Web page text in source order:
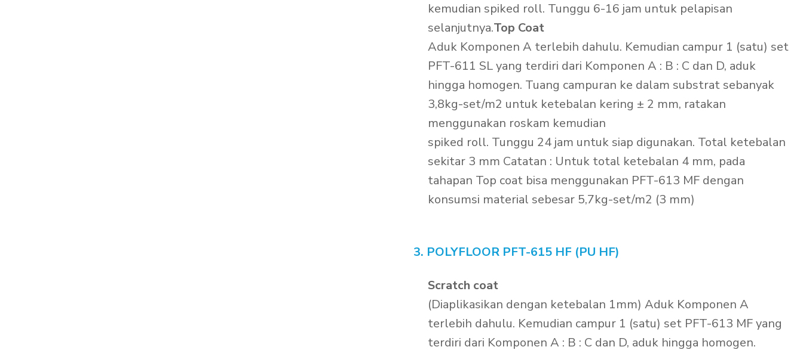
kemudian spiked roll. Tunggu 6-16 jam untuk pelapisan
selanjutnya.Top Coat
Aduk Komponen A terlebih dahulu. Kemudian campur 1 (satu) set
PFT-611 SL yang terdiri dari Komponen A : B : C dan D, aduk
hingga homogen. Tuang campuran ke dalam substrat sebanyak
3,8kg-set/m2 untuk ketebalan kering ± 2 mm, ratakan
menggunakan roskam kemudian
spiked roll. Tunggu 24 jam untuk siap digunakan. Total ketebalan
sekitar 3 mm Catatan : Untuk total ketebalan 4 mm, pada
tahapan Top coat bisa menggunakan PFT-613 MF dengan
konsumsi material sebesar 5,7kg-set/m2 (3 mm)
3. POLYFLOOR PFT-615 HF (PU HF)
Scratch coat
(Diaplikasikan dengan ketebalan 1mm) Aduk Komponen A
terlebih dahulu. Kemudian campur 1 (satu) set PFT-613 MF yang
terdiri dari Komponen A : B : C dan D, aduk hingga homogen.